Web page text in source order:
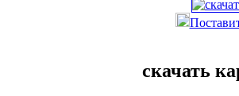
скачать